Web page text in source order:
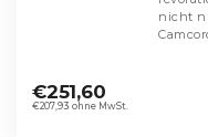
durchschnittliche
Produktbewertung
€207,93 ohne MwSt.
€251,60
nicht